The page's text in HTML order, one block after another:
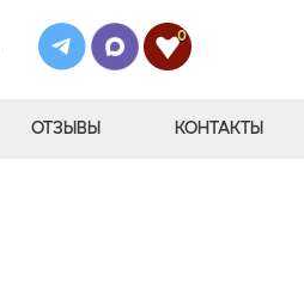
0
ОТЗЫВЫ КОНТАКТЫ